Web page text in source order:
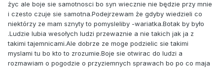
życ ale boje sie samotnosci bo syn wiecznie nie będzie przy mnie
i czesto czuje sie samotna.Podejrzewam że gdyby wiedzieli co
niektórzy ze mam sznyty to pomysleliby -wariatka.Botak by było
.Ludzie lubia wesołych ludzi przewaznie a nie takich jak ja z
takimi tajemnicami.Ale dobrze ze moge podzielic sie takimi
myslami tu bo kto to zrozumie.Boje sie otwirac do ludzi a
rozmawiam o pogodzie o przyziemnych sprawach bo po co maja